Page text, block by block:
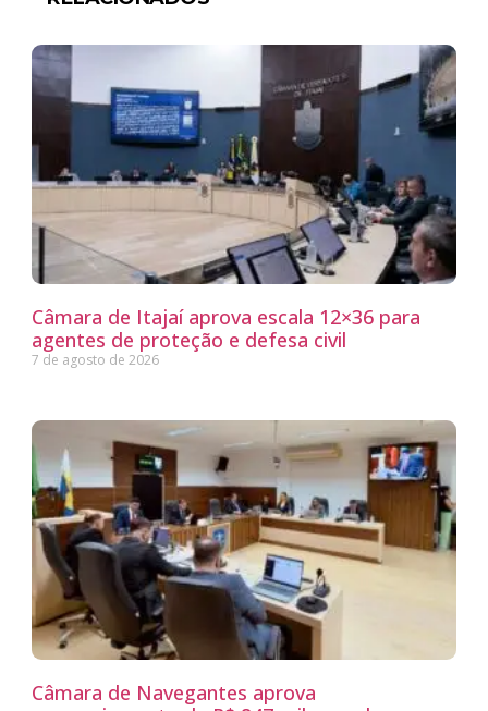
Câmara de Itajaí aprova escala 12×36 para
agentes de proteção e defesa civil
7 de agosto de 2026
Câmara de Navegantes aprova